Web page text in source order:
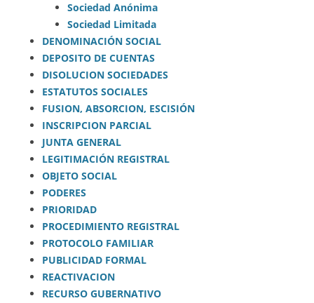
Sociedad Anónima
Sociedad Limitada
DENOMINACIÓN SOCIAL
DEPOSITO DE CUENTAS
DISOLUCION SOCIEDADES
ESTATUTOS SOCIALES
FUSION, ABSORCION, ESCISIÓN
INSCRIPCION PARCIAL
JUNTA GENERAL
LEGITIMACIÓN REGISTRAL
OBJETO SOCIAL
PODERES
PRIORIDAD
PROCEDIMIENTO REGISTRAL
PROTOCOLO FAMILIAR
PUBLICIDAD FORMAL
REACTIVACION
RECURSO GUBERNATIVO